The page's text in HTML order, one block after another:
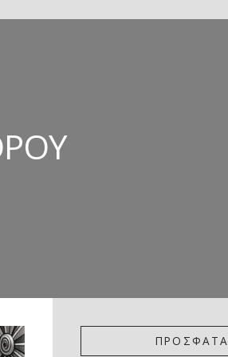
* ΚΡΙΤΙΚΉ
ΠΡΟΣΦΑΤΑ